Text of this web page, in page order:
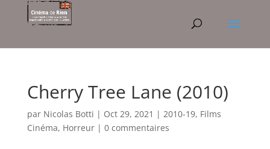
Cherry Tree Lane (2010)
par Nicolas Botti | Oct 29, 2021 | 2010-19, Films
Cinéma, Horreur| 0 commentaires